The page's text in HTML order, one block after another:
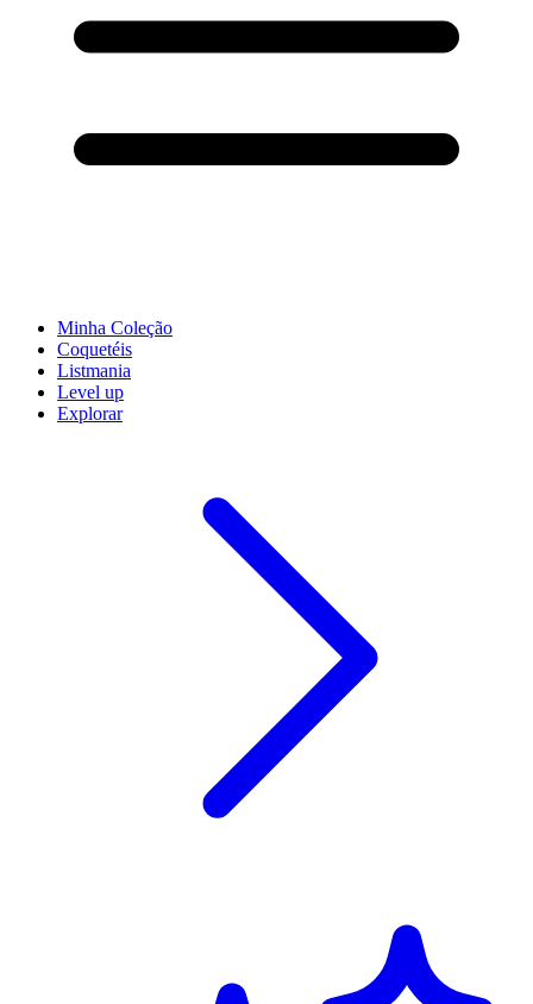
Minha Coleção
Coquetéis
Listmania
Level up
Explorar